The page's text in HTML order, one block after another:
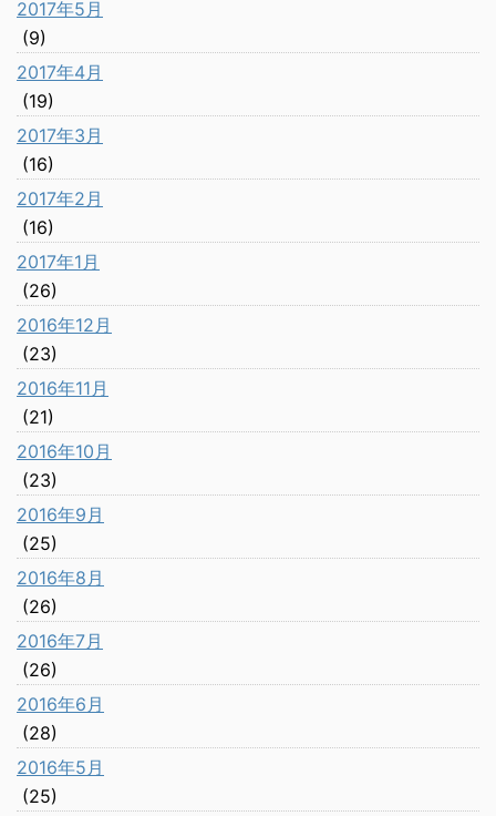
2017年5月
(9)
2017年4月
(19)
2017年3月
(16)
2017年2月
(16)
2017年1月
(26)
2016年12月
(23)
2016年11月
(21)
2016年10月
(23)
2016年9月
(25)
2016年8月
(26)
2016年7月
(26)
2016年6月
(28)
2016年5月
(25)